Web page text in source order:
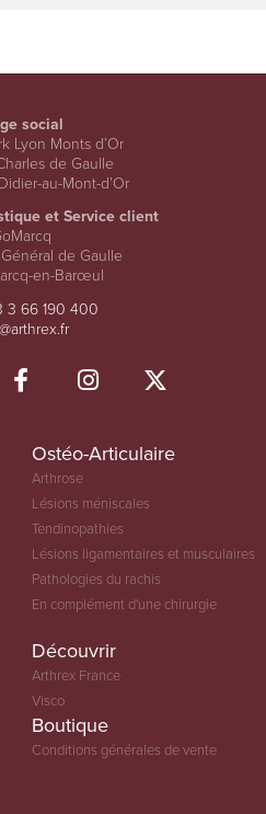
social
Lyon Monts d’Or
de Gaulle
au-Mont-d’Or
et Service client
de Gaulle
en-Barœul
3 66 190 400
Ostéo-Articulaire
Arthrose
Lésions méniscales
Tendinopathies
Lésions ligamentaires et musculaires
Pathologies du rachis
En complément d'une chirurgie
Découvrir
Arthrex France
Visco
Boutique
Conditions générales de vente